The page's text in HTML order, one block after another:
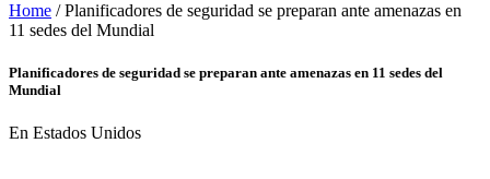
Home / Planificadores de seguridad se preparan ante amenazas en
11 sedes del Mundial
Planificadores de seguridad se preparan ante amenazas en 11 sedes del
Mundial
En Estados Unidos